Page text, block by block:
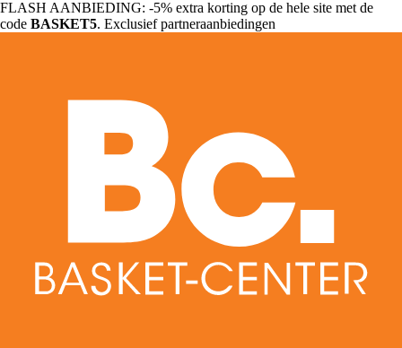
FLASH AANBIEDING: -5% extra korting op de hele site met de
code BASKET5. Exclusief partneraanbiedingen